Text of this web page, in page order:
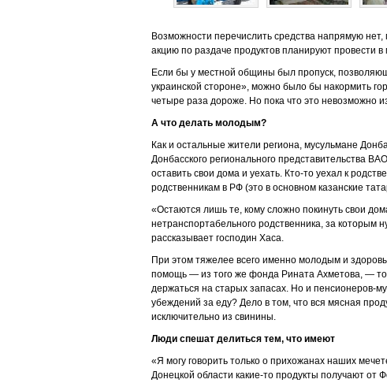
Возможности перечислить средства напрямую
акцию по раздаче продуктов планируют провести
Если бы у местной общины был пропуск,
украинской стороне», можно было бы накормить
четыре раза дороже. Но пока что это невозможно
А что делать молодым?
Как и остальные жители региона, мусульмане
Донбасского регионального представительства
оставить свои дома и уехать. Кто-то уехал к
родственникам в РФ (это в основном казанские
«Остаются лишь те, кому сложно покинуть свои
нетранспортабельного родственника, за
рассказывает господин Хаса.
При этом тяжелее всего именно молодым и
помощь — из того же фонда Рината Ахметова, —
держаться на старых запасах. Но и пенсионеров-
убеждений за еду? Дело в том, что вся мясная
исключительно из свинины.
Люди спешат делиться тем, что имеют
«Я могу говорить только о прихожанах наших
Донецкой области какие-то продукты получают